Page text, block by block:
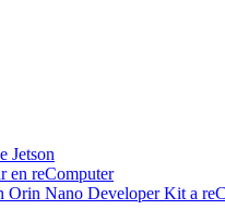
Jetson
en reComputer
Orin Nano Developer Kit a